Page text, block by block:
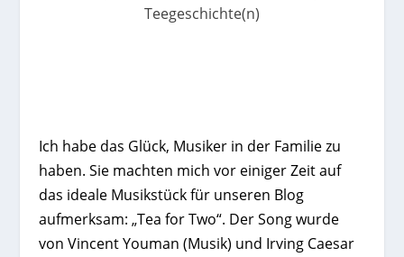
Teegeschichte(n)
Ich habe das Glück, Musiker in der Familie zu
haben. Sie machten mich vor einiger Zeit auf
das ideale Musikstück für unseren Blog
aufmerksam: „Tea for Two“. Der Song wurde
von Vincent Youman (Musik) und Irving Caesar